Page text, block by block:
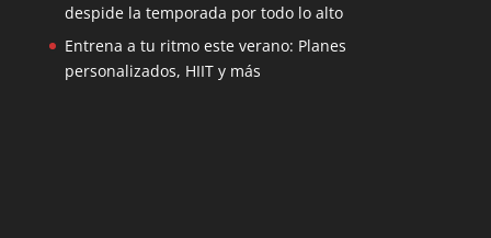
despide la temporada por todo lo alto
Entrena a tu ritmo este verano: Planes
personalizados, HIIT y más